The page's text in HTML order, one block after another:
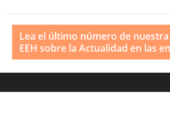
Lea el último número de
EEH sobre la Actualidad en las